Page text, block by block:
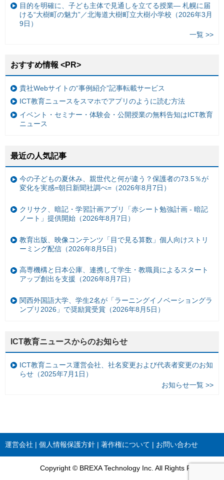
目的を明確に、子ども主体で見通しを立てる授業— 札幌に届
ける“大樹町の魅力”／北海道大樹町立大樹小学校（2026年3月
9日）
一覧 >>
おすすめ情報 <PR>
貴社Webサイトの“事例紹介”記事転載サービス
ICT教育ニュースをスマホでアプリのように読む方法
イベント・セミナー・体験会・公開授業の無料告知はICT教育
ニュース
最近の人気記事
今の子どもの夏休み、親世代と何が違う？保護者の73.5％が
変化を実感=朝日新聞社調べ=（2026年8月7日）
クリサク、暗記・学習計画アプリ「赤シート勉強計画 - 暗記
ノート」提供開始（2026年8月7日）
教育出版、映像コンテンツ「目で見る算数」個人向けストリ
ーミング配信（2026年8月5日）
高専機構と日本公庫、連携して学生・教職員によるスタート
アップ創出を支援（2026年8月7日）
関西外国語大学、学生2名が「ラーニングイノベーショングラ
ンプリ2026」で奨励賞受賞（2026年8月5日）
ICT教育ニュースからのお知らせ
ICT教育ニュース運営会社、社名変更および代表者変更のお知
らせ（2025年7月1日）
お知らせ一覧 >>
運営会社 個人情報保護方針 著作権について お問い合わせ
Copyright © BREXA Technology Inc. All Rights Reserved.